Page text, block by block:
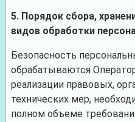
5. Порядок сбора,
видов обработки
Безопасность
обрабатываются
реализации правовых,
технических мер,
полном объеме